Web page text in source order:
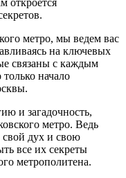
метро, мы ведем вас
на ключевых
связаны с каждым
начало
и загадочность,
метро. Ведь
дух и свою
все их секреты
метрополитена.